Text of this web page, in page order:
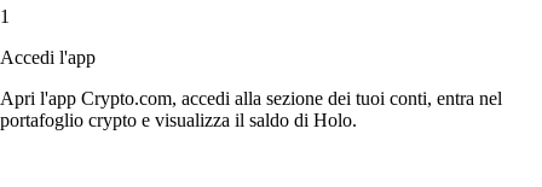
1
Accedi l'app
Apri l'app Crypto.com, accedi alla sezione dei tuoi conti, entra nel
portafoglio crypto e visualizza il saldo di Holo.